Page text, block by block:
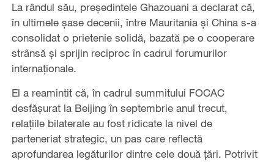
La rândul său, președintele Ghazouani a declarat că,
în ultimele șase decenii, între Mauritania și China s-a
consolidat o prietenie solidă, bazată pe o cooperare
strânsă și sprijin reciproc în cadrul forumurilor
internaționale.
El a reamintit că, în cadrul summitului FOCAC
desfășurat la Beijing în septembrie anul trecut,
relațiile bilaterale au fost ridicate la nivel de
parteneriat strategic, un pas care reflectă
aprofundarea legăturilor dintre cele două țări. Potrivit